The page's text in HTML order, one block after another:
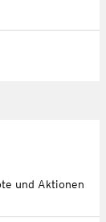
und Aktionen